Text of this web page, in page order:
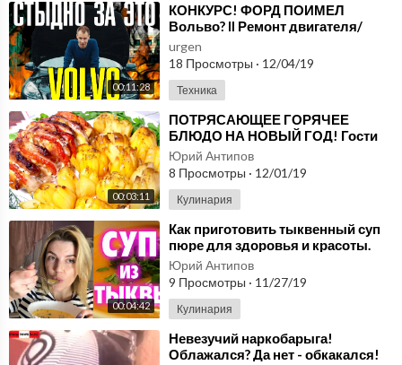
00:11:28
⁣КОНКУРС! ФОРД ПОИМЕЛ
Вольво? II Ремонт двигателя/
мотора Volvo S60 1.6T (B4164T /
T3 / T4)
urgen
18 Просмотры · 12/04/19
Техника
00:03:11
⁣ПОТРЯСАЮЩЕЕ ГОРЯЧЕЕ
БЛЮДО НА НОВЫЙ ГОД! Гости
будут в ВОСТОРГЕ от Вкусноты и
Красоты.
Юрий Антипов
8 Просмотры · 12/01/19
Кулинария
00:04:42
⁣Как приготовить тыквенный суп
пюре для здоровья и красоты.
Полезная еда
Юрий Антипов
9 Просмотры · 11/27/19
Кулинария
⁣Невезучий наркобарыга!
Облажался? Да нет - обкакался!